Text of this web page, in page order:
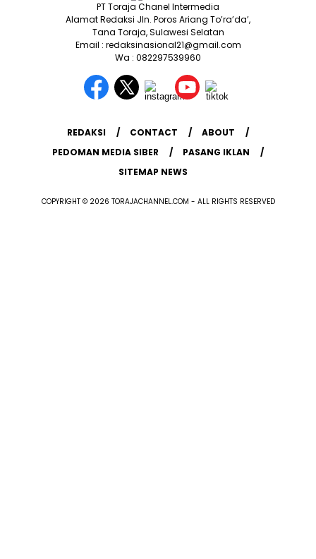
PT Toraja Chanel Intermedia
Alamat Redaksi Jln. Poros Ariang To’ra’da’,
Tana Toraja, Sulawesi Selatan
Email : redaksinasional21@gmail.com
Wa : 082297539960
REDAKSI CONTACT
ABOUT
PEDOMAN MEDIA SIBER
PASANG IKLAN
SITEMAP NEWS
COPYRIGHT © 2026 TORAJACHANNEL.COM - ALL RIGHTS RESERVED